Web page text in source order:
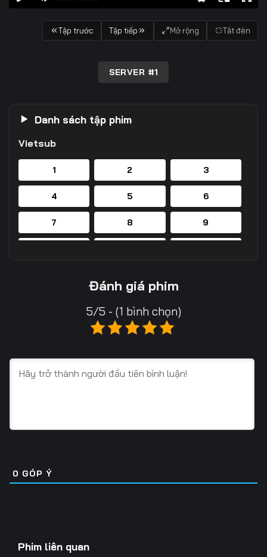
Tập trước Tập tiếp Mở rộng Tắt đèn
SERVER #1
Danh sách tập phim
Vietsub
1 2 3
4 5 6
7 8 9
20
25 26
31 32 33
37 38 39
Đánh giá phim
5/5 - (1 bình chọn)
0 GÓP Ý
Phim liên quan